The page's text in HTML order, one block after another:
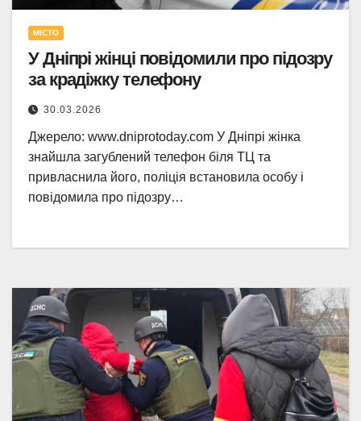
МІСТО
У Дніпрі жінці повідомили про підозру
за крадіжку телефону
30.03.2026
Джерело: www.dniprotoday.com У Дніпрі жінка
знайшла загублений телефон біля ТЦ та
привласнила його, поліція встановила особу і
повідомила про підозру…